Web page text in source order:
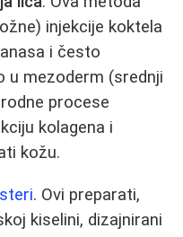
injekcije koktela
i često
u mezoderm (srednji
procese
kolagena i
kožu.
. Ovi preparati,
kiselini, dizajnirani